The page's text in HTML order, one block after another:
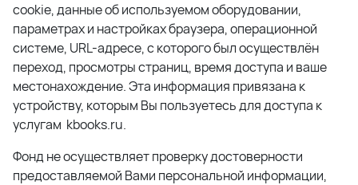
cookie, данные об используемом оборудовании,
параметрах и настройках браузера, операционной
системе, URL-адресе, с которого был осуществлён
переход, просмотры страниц, время доступа и ваше
местонахождение. Эта информация привязана к
устройству, которым Вы пользуетесь для доступа к
услугам kbooks.ru.
Фонд не осуществляет проверку достоверности
предоставляемой Вами персональной информации,